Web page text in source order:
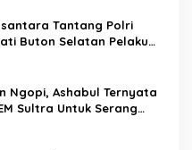
Tantang Polri
Buton Selatan Pelaku
HMI
Ngopi, Ashabul Ternyata
Sultra Untuk Serang